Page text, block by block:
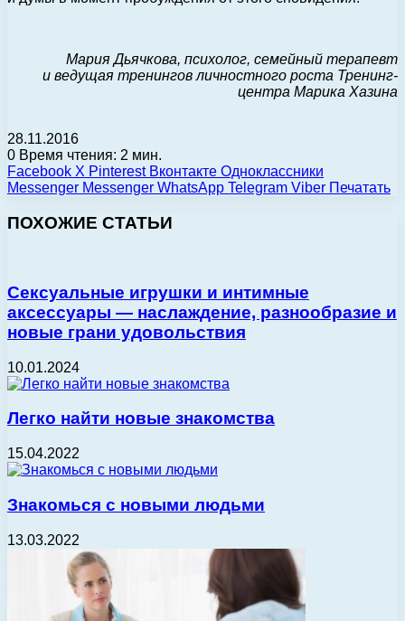
Мария Дьячкова, психолог, семейный терапевт
и ведущая тренингов личностного роста Тренинг-
центра Марика Хазина
28.11.2016
0 Время чтения: 2 мин.
Facebook X Pinterest Вконтакте Одноклассники
Messenger Messenger WhatsApp Telegram Viber Печатать
ПОХОЖИЕ СТАТЬИ
Сексуальные игрушки и интимные
аксессуары — наслаждение, разнообразие и
новые грани удовольствия
10.01.2024
Легко найти новые знакомства
15.04.2022
Знакомься с новыми людьми
13.03.2022